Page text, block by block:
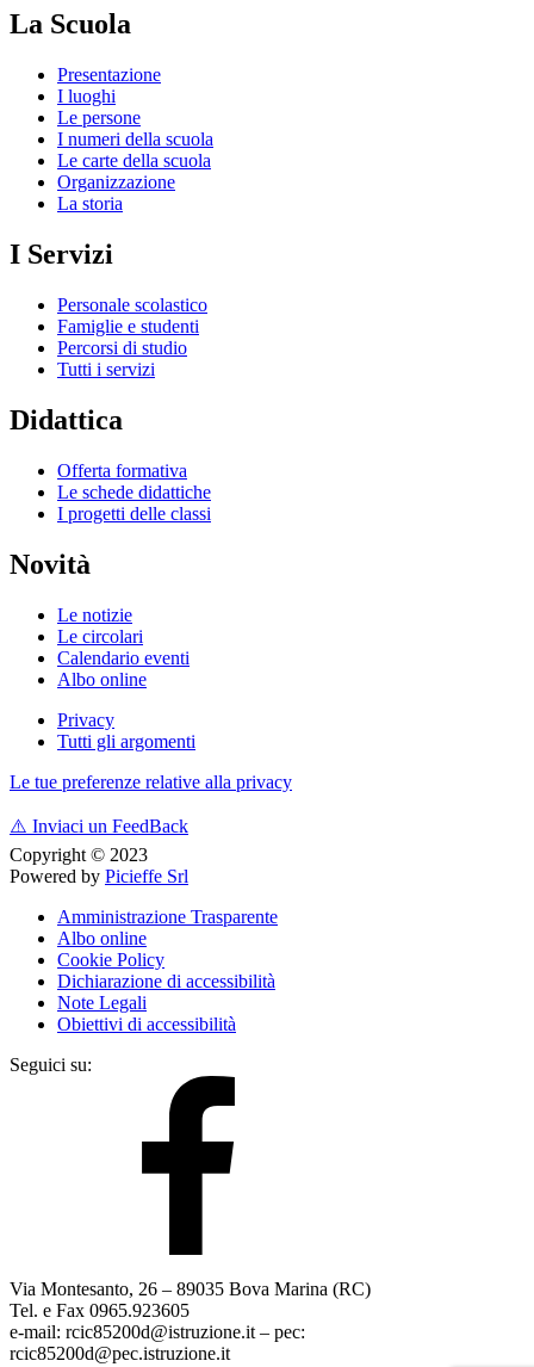
La Scuola
Presentazione
I luoghi
Le persone
I numeri della scuola
Le carte della scuola
Organizzazione
La storia
I Servizi
Personale scolastico
Famiglie e studenti
Percorsi di studio
Tutti i servizi
Didattica
Offerta formativa
Le schede didattiche
I progetti delle classi
Novità
Le notizie
Le circolari
Calendario eventi
Albo online
Privacy
Tutti gli argomenti
Le tue preferenze relative alla privacy
⚠️ Inviaci un FeedBack
Copyright © 2023
Powered by Picieffe Srl
Amministrazione Trasparente
Albo online
Cookie Policy
Dichiarazione di accessibilità
Note Legali
Obiettivi di accessibilità
Seguici su:
Via Montesanto, 26 – 89035 Bova Marina (RC)
Tel. e Fax 0965.923605
e-mail: rcic85200d@istruzione.it – pec:
rcic85200d@pec.istruzione.it